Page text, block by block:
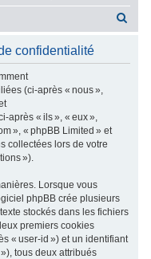
confidentialité
(ci-après « nous »,
après « ils », « eux »,
», « phpBB Limited » et
collectées lors de votre
»).
Lorsque vous
phpBB crée plusieurs
stockés dans les fichiers
premiers cookies
« user-id ») et un identifiant
tous deux attribués